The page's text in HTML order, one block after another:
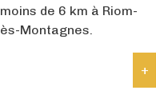
moins de 6 km à Riom-
ès-Montagnes.
+